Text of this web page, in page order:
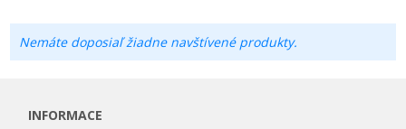
Nemáte doposiaľ žiadne navštívené produkty.
INFORMACE